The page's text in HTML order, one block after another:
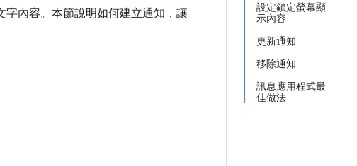
設定鎖定螢幕顯
示內容
更新通知
移除通知
訊息應用程式最
佳做法
字內容。本節說明如何建立通知，讓